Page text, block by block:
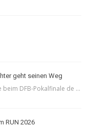
geht seinen Weg
DFB-Pokalfinale de ...
RUN 2026